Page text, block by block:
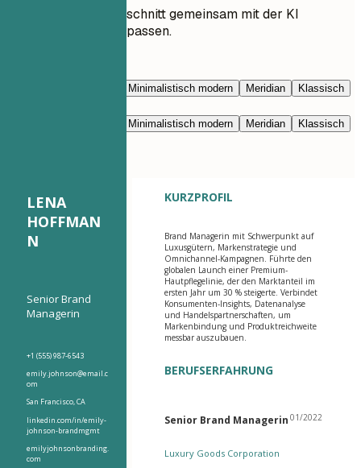
Lassen Sie jeden Abschnitt gemeinsam mit der KI
umschreiben und anpassen.
Minimalistisch modern Meridian
Klassisch
Minimalistisch modern Meridian
Klassisch
LENA
HOFFMAN
N
Senior Brand
Managerin
+1 (555) 987-6543
emily.johnson@email.c
om
San Francisco, CA
linkedin.com/in/emily-
johnson-brandmgmt
emilyjohnsonbranding.
com
KURZPROFIL
Brand Managerin mit Schwerpunkt auf
Luxusgütern, Markenstrategie und
Omnichannel-Kampagnen. Führte den
globalen Launch einer Premium-
Hautpflegelinie, der den Marktanteil im
ersten Jahr um 30 % steigerte. Verbindet
Konsumenten-Insights, Datenanalyse
und Handelspartnerschaften, um
Markenbindung und Produktreichweite
messbar auszubauen.
BERUFSERFAHRUNG
Senior Brand Managerin 01/2022
Luxury Goods Corporation